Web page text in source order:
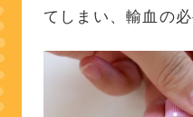
てしまい、輸血の